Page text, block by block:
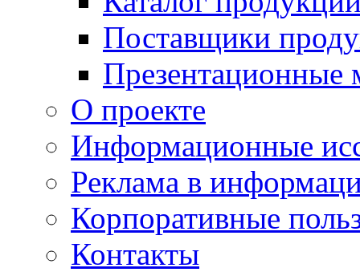
Поставщики
Презентационные
О проекте
Информационные
Реклама в
Корпоративные
Контакты